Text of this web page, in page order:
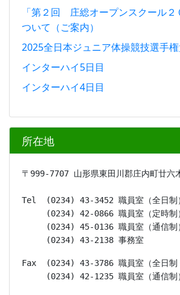
「第２回 庄総オープンスクール２
ついて（ご案内）
2025全日本ジュニア体操競技選手
インターハイ5日目
インターハイ4日目
所在地
〒999-7707 山形県東田川郡庄内町廿六
Tel  (0234) 43-3452 職員室（全日制
(0234) 42-0866 職員室（定時制
(0234) 45-0136 職員室（通信制
     (0234) 43-2138 事務室
Fax  (0234) 43-3786 職員室（全日制
(0234) 42-1235 職員室（通信制